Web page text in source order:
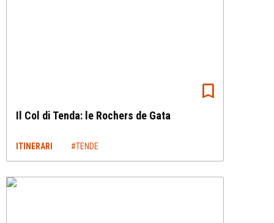
Il Col di Tenda: le Rochers de Gata
ITINERARI #TENDE